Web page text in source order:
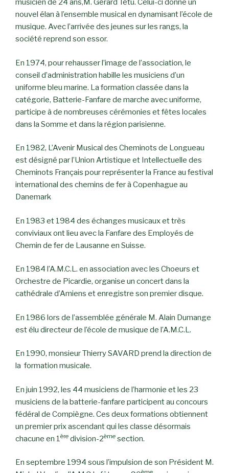
musicien de 24 ans,M. Gérard Tétu. Celui-ci donne un
nouvel élan à l’ensemble musical en dynamisant l’école de
musique. Avec l’arrivée des jeunes sur les rangs, la
société reprend son essor.
En 1974, pour rehausser l’image de l’association, le
conseil d’administration habille les musiciens d’un
uniforme bleu marine. La formation classée dans la
catégorie, Batterie-Fanfare de marche avec uniforme,
participe à de nombreuses cérémonies et fêtes locales
dans la Somme et dans la région parisienne.
En 1982, L’Avenir Musical des Cheminots de Longueau
est désigné par l’Union Artistique et Intellectuelle des
Cheminots Français pour représenter la France au festival
international des chemins de fer à Copenhague au
Danemark
En 1983 et 1984 des échanges musicaux et très
conviviaux ont lieu avec la Fanfare des Employés de
Chemin de fer de Lausanne en Suisse.
En 1984 l’A.M.C.L. en association avec les Choeurs et
Orchestre de Picardie, organise un concert dans la
cathédrale d’Amiens et enregistre son premier disque.
En 1986 lors de l’assemblée générale M. Alain Dumange
est élu directeur de l’école de musique de l’A.M.C.L.
En 1990, monsieur Thierry SAVARD prend la direction de
la formation musicale.
En juin 1992, les 44 musiciens de l’harmonie et les 23
musiciens de la batterie-fanfare participent au concours
fédéral de Compiègne. Ces deux formations obtiennent
un premier prix ascendant qui les classe désormais
chacune en 1 ère division-2ème section.
En septembre 1994 sous l’impulsion de son Président M.